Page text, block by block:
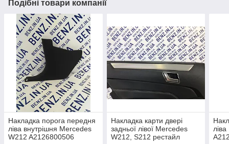
Подібні товари компанії
Накладка порога передня
ліва внутрішня Mercedes
W212 A2126800506
Накладка карти двері
задньої лівої Mercedes
W212, S212 рестайл